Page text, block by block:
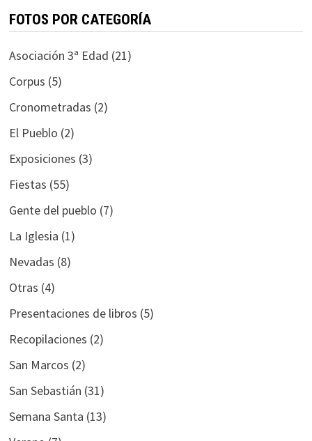
FOTOS POR CATEGORÍA
Asociación 3ª Edad (21)
Corpus (5)
Cronometradas (2)
El Pueblo (2)
Exposiciones (3)
Fiestas (55)
Gente del pueblo (7)
La Iglesia (1)
Nevadas (8)
Otras (4)
Presentaciones de libros (5)
Recopilaciones (2)
San Marcos (2)
San Sebastián (31)
Semana Santa (13)